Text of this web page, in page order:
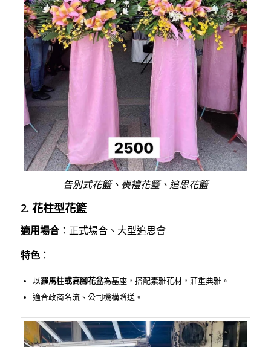
告別式花籃、喪禮花籃、追思花籃
2. 花柱型花籃
適用場合：正式場合、大型追思會
特色：
以羅馬柱或高腳花盆為基座，搭配素雅花材，莊重典雅。
適合政商名流、公司機構贈送。